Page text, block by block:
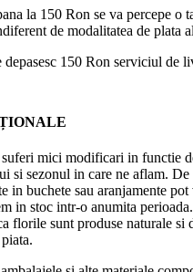
la 150 Ron se va percepe o
de modalitatea de plata
depasesc 150 Ron serviciul de
suferi mici modificari in functie
si sezonul in care ne aflam. De
in buchete sau aranjamente pot
in stoc intr-o anumita
florile sunt produse naturale si